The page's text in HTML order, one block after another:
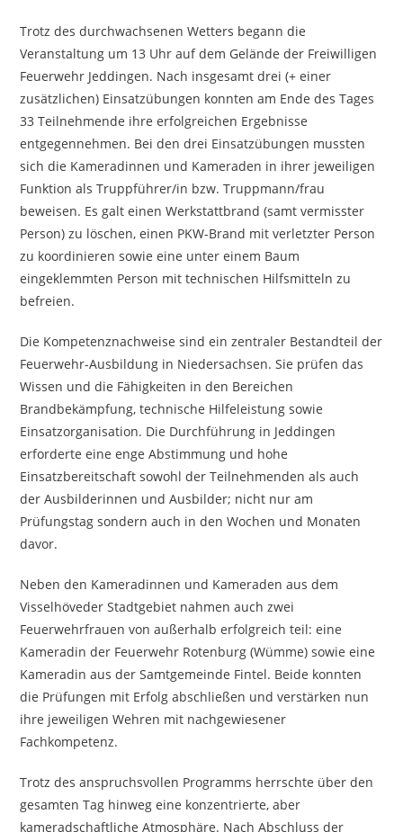
Trotz des durchwachsenen Wetters begann die
Veranstaltung um 13 Uhr auf dem Gelände der Freiwilligen
Feuerwehr Jeddingen. Nach insgesamt drei (+ einer
zusätzlichen) Einsatzübungen konnten am Ende des Tages
33 Teilnehmende ihre erfolgreichen Ergebnisse
entgegennehmen. Bei den drei Einsatzübungen mussten
sich die Kameradinnen und Kameraden in ihrer jeweiligen
Funktion als Truppführer/in bzw. Truppmann/frau
beweisen. Es galt einen Werkstattbrand (samt vermisster
Person) zu löschen, einen PKW-Brand mit verletzter Person
zu koordinieren sowie eine unter einem Baum
eingeklemmten Person mit technischen Hilfsmitteln zu
befreien.
Die Kompetenznachweise sind ein zentraler Bestandteil der
Feuerwehr-Ausbildung in Niedersachsen. Sie prüfen das
Wissen und die Fähigkeiten in den Bereichen
Brandbekämpfung, technische Hilfeleistung sowie
Einsatzorganisation. Die Durchführung in Jeddingen
erforderte eine enge Abstimmung und hohe
Einsatzbereitschaft sowohl der Teilnehmenden als auch
der Ausbilderinnen und Ausbilder; nicht nur am
Prüfungstag sondern auch in den Wochen und Monaten
davor.
Neben den Kameradinnen und Kameraden aus dem
Visselhöveder Stadtgebiet nahmen auch zwei
Feuerwehrfrauen von außerhalb erfolgreich teil: eine
Kameradin der Feuerwehr Rotenburg (Wümme) sowie eine
Kameradin aus der Samtgemeinde Fintel. Beide konnten
die Prüfungen mit Erfolg abschließen und verstärken nun
ihre jeweiligen Wehren mit nachgewiesener
Fachkompetenz.
Trotz des anspruchsvollen Programms herrschte über den
gesamten Tag hinweg eine konzentrierte, aber
kameradschaftliche Atmosphäre. Nach Abschluss der